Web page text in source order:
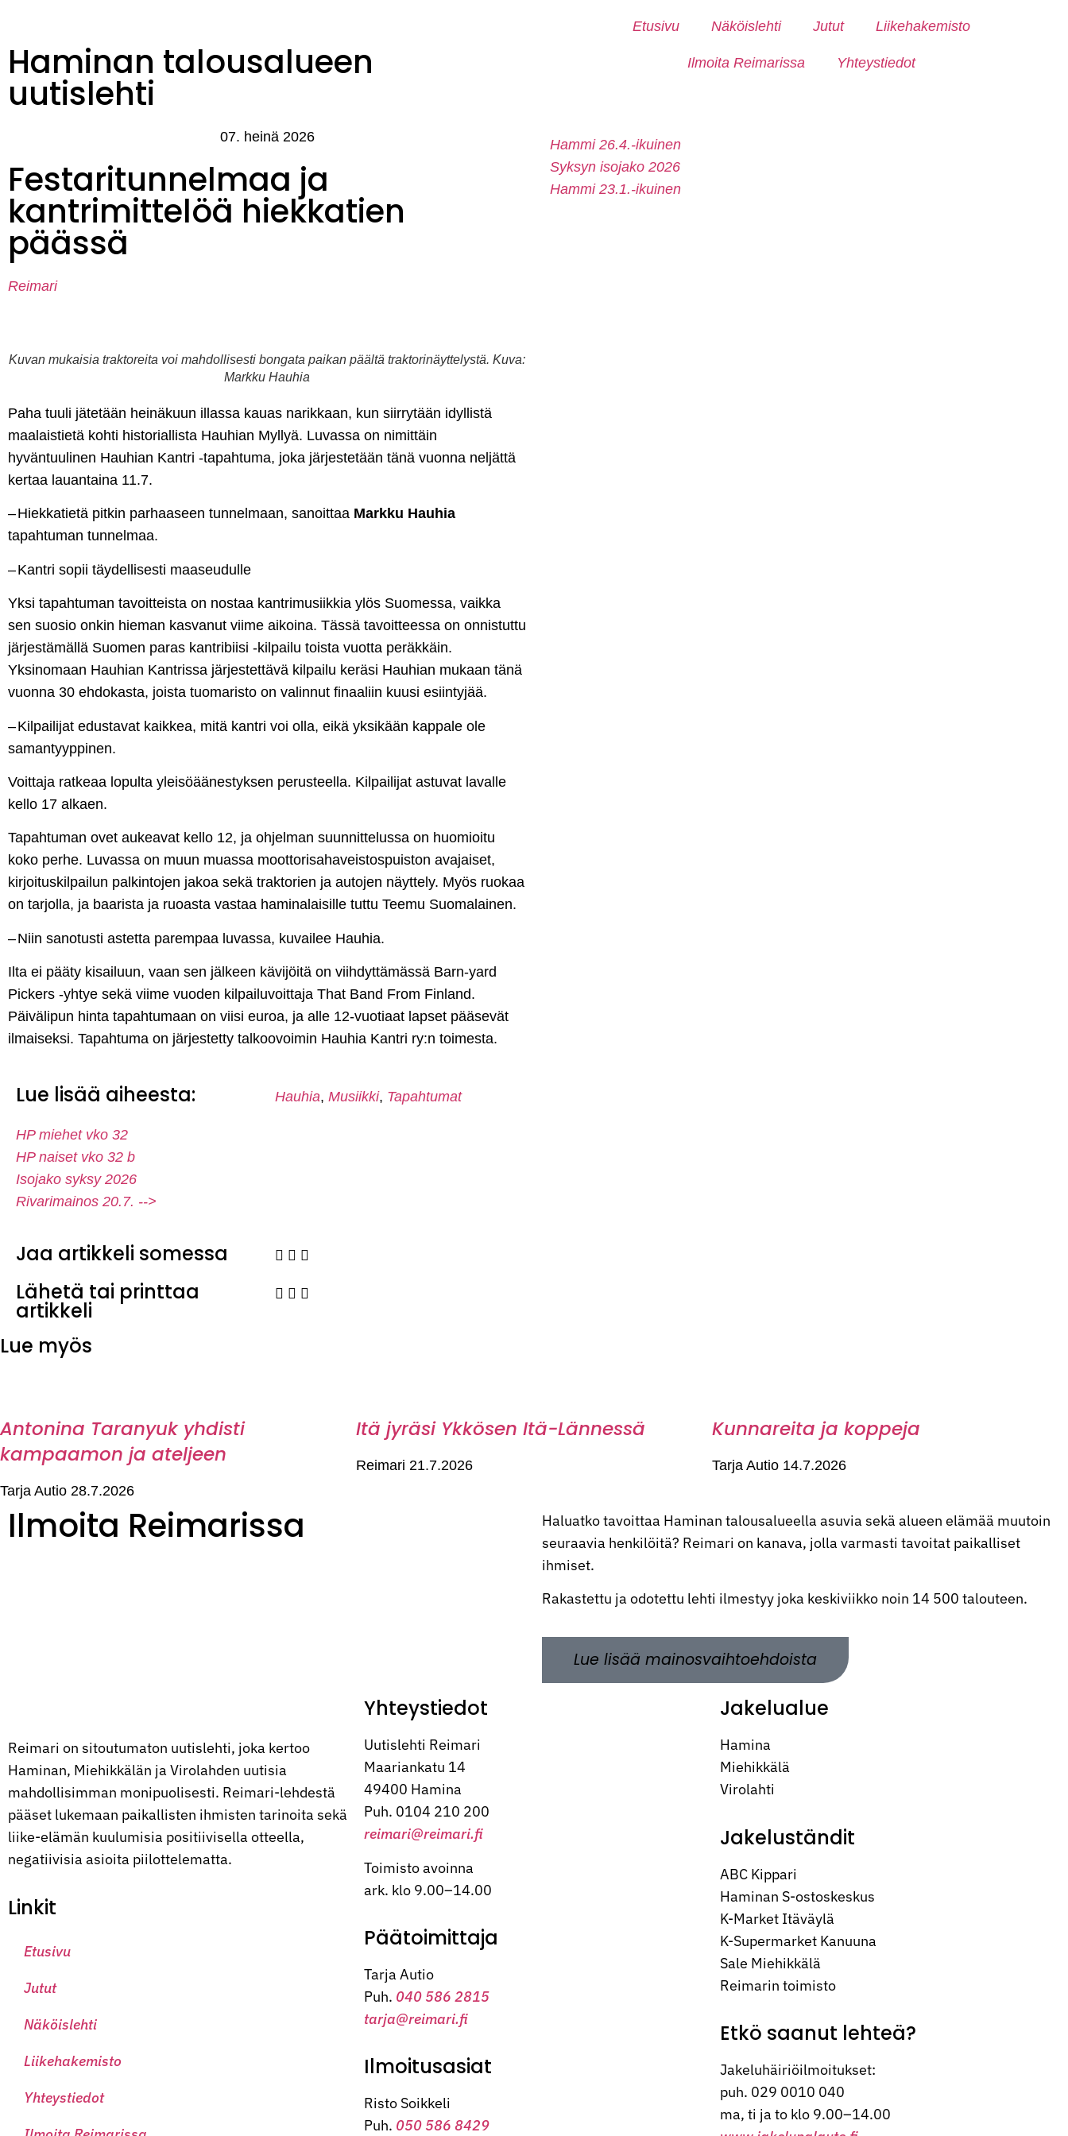
Haminan talousalueen
uutislehti
Etusivu Näköislehti Jutut Liikehakemisto
Ilmoita Reimarissa Yhteystiedot
07. heinä 2026
Festaritunnelmaa ja
kantrimittelöä hiekkatien
päässä
Reimari
Kuvan mukaisia traktoreita voi mahdollisesti bongata paikan päältä traktorinäyttelystä. Kuva:
Markku Hauhia
Paha tuuli jätetään heinäkuun illassa kauas narikkaan, kun siirrytään idyllistä
maalaistietä kohti historiallista Hauhian Myllyä. Luvassa on nimittäin
hyväntuulinen Hauhian Kantri -tapahtuma, joka järjestetään tänä vuonna neljättä
kertaa lauantaina 11.7.
– Hiekkatietä pitkin parhaaseen tunnelmaan, sanoittaa Markku Hauhia
tapahtuman tunnelmaa.
– Kantri sopii täydellisesti maaseudulle
Yksi tapahtuman tavoitteista on nostaa kantrimusiikkia ylös Suomessa, vaikka
sen suosio onkin hieman kasvanut viime aikoina. Tässä tavoitteessa on onnistuttu
järjestämällä Suomen paras kantribiisi -kilpailu toista vuotta peräkkäin.
Yksinomaan Hauhian Kantrissa järjestettävä kilpailu keräsi Hauhian mukaan tänä
vuonna 30 ehdokasta, joista tuomaristo on valinnut finaaliin kuusi esiintyjää.
– Kilpailijat edustavat kaikkea, mitä kantri voi olla, eikä yksikään kappale ole
samantyyppinen.
Voittaja ratkeaa lopulta yleisöäänestyksen perusteella. Kilpailijat astuvat lavalle
kello 17 alkaen.
Tapahtuman ovet aukeavat kello 12, ja ohjelman suunnittelussa on huomioitu
koko perhe. Luvassa on muun muassa moottorisahaveistospuiston avajaiset,
kirjoituskilpailun palkintojen jakoa sekä traktorien ja autojen näyttely. Myös ruokaa
on tarjolla, ja baarista ja ruoasta vastaa haminalaisille tuttu Teemu Suomalainen.
– Niin sanotusti astetta parempaa luvassa, kuvailee Hauhia.
Ilta ei pääty kisailuun, vaan sen jälkeen kävijöitä on viihdyttämässä Barn-yard
Pickers -yhtye sekä viime vuoden kilpailuvoittaja That Band From Finland.
Päivälipun hinta tapahtumaan on viisi euroa, ja alle 12-vuotiaat lapset pääsevät
ilmaiseksi. Tapahtuma on järjestetty talkoovoimin Hauhia Kantri ry:n toimesta.
Lue lisää aiheesta: Hauhia, Musiikki, Tapahtumat
HP miehet vko 32
HP naiset vko 32 b
Isojako syksy 2026
Rivarimainos 20.7. -->
Jaa artikkeli somessa
Lähetä tai printtaa
artikkeli
Hammi 26.4.-ikuinen
Syksyn isojako 2026
Hammi 23.1.-ikuinen
Lue myös
Antonina Taranyuk yhdisti
kampaamon ja ateljeen
Tarja Autio 28.7.2026
Itä jyräsi Ykkösen Itä-Lännessä
Reimari 21.7.2026
Kunnareita ja koppeja
Tarja Autio 14.7.2026
Ilmoita Reimarissa
Haluatko tavoittaa Haminan talousalueella asuvia sekä alueen elämää muutoin
seuraavia henkilöitä? Reimari on kanava, jolla varmasti tavoitat paikalliset
ihmiset.
Rakastettu ja odotettu lehti ilmestyy joka keskiviikko noin 14 500 talouteen.
Lue lisää mainosvaihtoehdoista
Reimari on sitoutumaton uutislehti, joka kertoo
Haminan, Miehikkälän ja Virolahden uutisia
mahdollisimman monipuolisesti. Reimari-lehdestä
pääset lukemaan paikallisten ihmisten tarinoita sekä
liike-elämän kuulumisia positiivisella otteella,
negatiivisia asioita piilottelematta.
Linkit
Etusivu
Jutut
Näköislehti
Liikehakemisto
Yhteystiedot
Yhteystiedot
Uutislehti Reimari
Maariankatu 14
49400 Hamina
Puh. 0104 210 200
reimari@reimari.fi
Toimisto avoinna
ark. klo 9.00–14.00
Päätoimittaja
Tarja Autio
Puh. 040 586 2815
tarja@reimari.fi
Ilmoitusasiat
Risto Soikkeli
Puh. 050 586 8429
Jakelualue
Hamina
Miehikkälä
Virolahti
Jakeluständit
ABC Kippari
Haminan S-ostoskeskus
K-Market Itäväylä
K-Supermarket Kanuuna
Sale Miehikkälä
Reimarin toimisto
Etkö saanut lehteä?
Jakeluhäiriöilmoitukset:
puh. 029 0010 040
ma, ti ja to klo 9.00–14.00